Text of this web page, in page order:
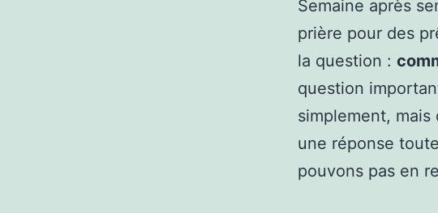
Semaine après
prière pour des
la question :
question
simplement,
une réponse
pouvons pas en